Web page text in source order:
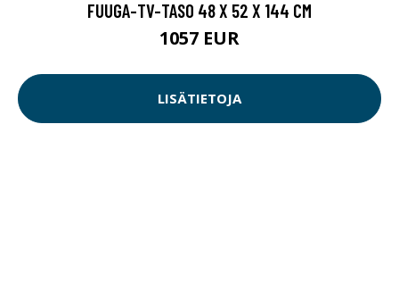
FUUGA-TV-TASO 48 X 52 X 144 CM
1057 EUR
LISÄTIETOJA